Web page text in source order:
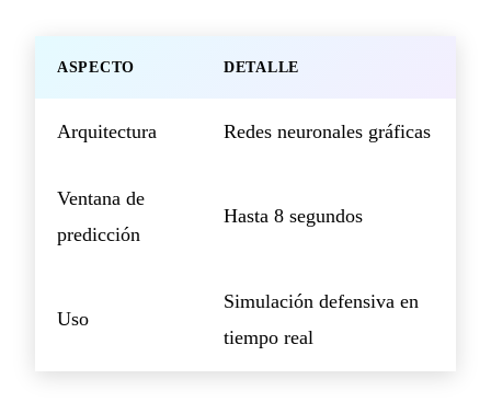
ASPECTO DETALLE
Arquitectura Redes neuronales gráficas
Ventana de
predicción
Hasta 8 segundos
Uso
Simulación defensiva en
tiempo real